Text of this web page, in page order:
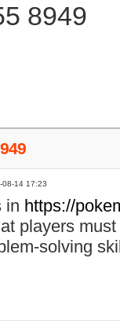
8949
949
08-14 17:23
in https://
players
solving